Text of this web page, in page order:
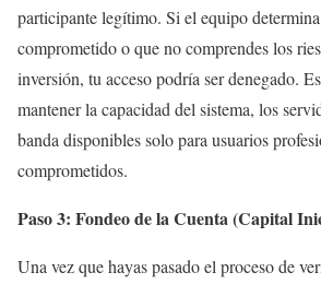
participante legítimo. Si el equipo
comprometido o que no comprendes los
inversión, tu acceso podría ser denegado.
mantener la capacidad del sistema, los
banda disponibles solo para usuarios
comprometidos.
Paso 3: Fondeo de la Cuenta (Capital
Una vez que hayas pasado el proceso de